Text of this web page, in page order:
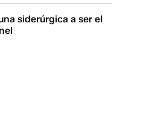
siderúrgica a ser el